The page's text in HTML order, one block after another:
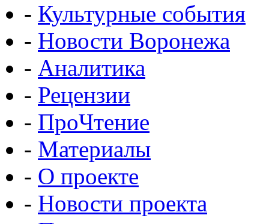
- Культурные события
- Новости Воронежа
- Аналитика
- Рецензии
- ПроЧтение
- Материалы
- О проекте
- Новости проекта